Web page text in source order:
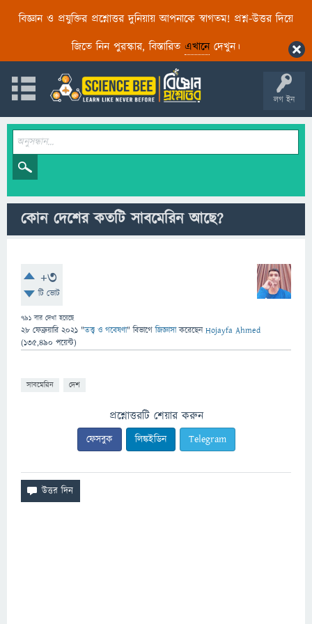
বিজ্ঞান ও প্রযুক্তির প্রশ্নোত্তর দুনিয়ায় আপনাকে স্বাগতম! প্রশ্ন-উত্তর দিয়ে
জিতে নিন পুরস্কার, বিস্তারিত এখানেদেখুন।
লগ ইন
কোন দেশের কতটি সাবমেরিন আছে?
+3
টি ভোট
791 বার দেখা হয়েছে
28 ফেব্রুয়ারি 2021 "তত্ত্ব ও গবেষণা" বিভাগে জিজ্ঞাসাকরেছেনHojayfa Ahmed
(135,490 পয়েন্ট)
সাবমেরিন দেশ
প্রশ্নোত্তরটি শেয়ার করুন
ফেসবুক লিঙ্কইডিন Telegram